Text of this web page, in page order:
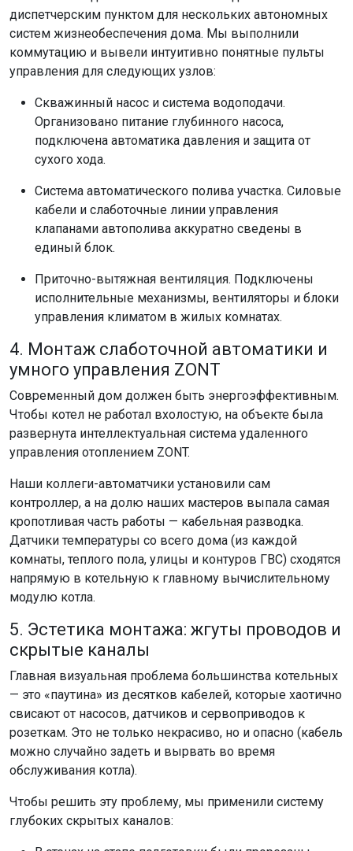
диспетчерским пунктом для нескольких автономных
систем жизнеобеспечения дома. Мы выполнили
коммутацию и вывели интуитивно понятные пульты
управления для следующих узлов:
Скважинный насос и система водоподачи.
Организовано питание глубинного насоса,
подключена автоматика давления и защита от
сухого хода.
Система автоматического полива участка. Силовые
кабели и слаботочные линии управления
клапанами автополива аккуратно сведены в
единый блок.
Приточно-вытяжная вентиляция. Подключены
исполнительные механизмы, вентиляторы и блоки
управления климатом в жилых комнатах.
4. Монтаж слаботочной автоматики и
умного управления ZONT
Современный дом должен быть энергоэффективным.
Чтобы котел не работал вхолостую, на объекте была
развернута интеллектуальная система удаленного
управления отоплением ZONT.
Наши коллеги-автоматчики установили сам
контроллер, а на долю наших мастеров выпала самая
кропотливая часть работы — кабельная разводка.
Датчики температуры со всего дома (из каждой
комнаты, теплого пола, улицы и контуров ГВС) сходятся
напрямую в котельную к главному вычислительному
модулю котла.
5. Эстетика монтажа: жгуты проводов и
скрытые каналы
Главная визуальная проблема большинства котельных
— это «паутина» из десятков кабелей, которые хаотично
свисают от насосов, датчиков и сервоприводов к
розеткам. Это не только некрасиво, но и опасно (кабель
можно случайно задеть и вырвать во время
обслуживания котла).
Чтобы решить эту проблему, мы применили систему
глубоких скрытых каналов: